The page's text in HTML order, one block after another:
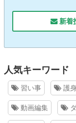
新着
人気キーワード
習い事 護
動画編集